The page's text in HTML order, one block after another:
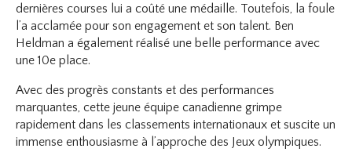
dernières courses lui a coûté une médaille. Toutefois, la foule
l’a acclamée pour son engagement et son talent. Ben
Heldman a également réalisé une belle performance avec
une 10e place.
Avec des progrès constants et des performances
marquantes, cette jeune équipe canadienne grimpe
rapidement dans les classements internationaux et suscite un
immense enthousiasme à l’approche des Jeux olympiques.